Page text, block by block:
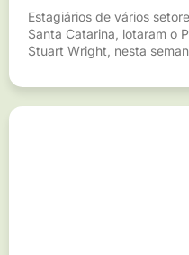
Estagiários de vários
Santa Catarina, lotaram o
Stuart Wright, nesta